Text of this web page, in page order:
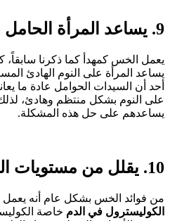
9. يساعد المرأة الحامل على النوم الجيد
يعمل الخس كمهدأ كما ذكرنا سابقاً،
يساعد المرأة على النوم الهادئ
أحد أن السيدات الحوامل عادة ما
على النوم بشكل منتظم وهادئ،
يساعدهم على حل هذه المشكلة.
10. يقلل من مستويات الكوليسترول الضار
من فوائد الخس بشكل عام أنه
الكوليسترول في الدم خاصة